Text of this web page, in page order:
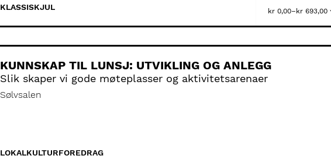
KLASSISKJUL kr 0,00–kr 693,00
KUNNSKAP TIL LUNSJ: UTVIKLING OG ANLEGG
Slik skaper vi gode møteplasser og aktivitetsarenaer
Sølvsalen
LOKALKULTURFOREDRAG